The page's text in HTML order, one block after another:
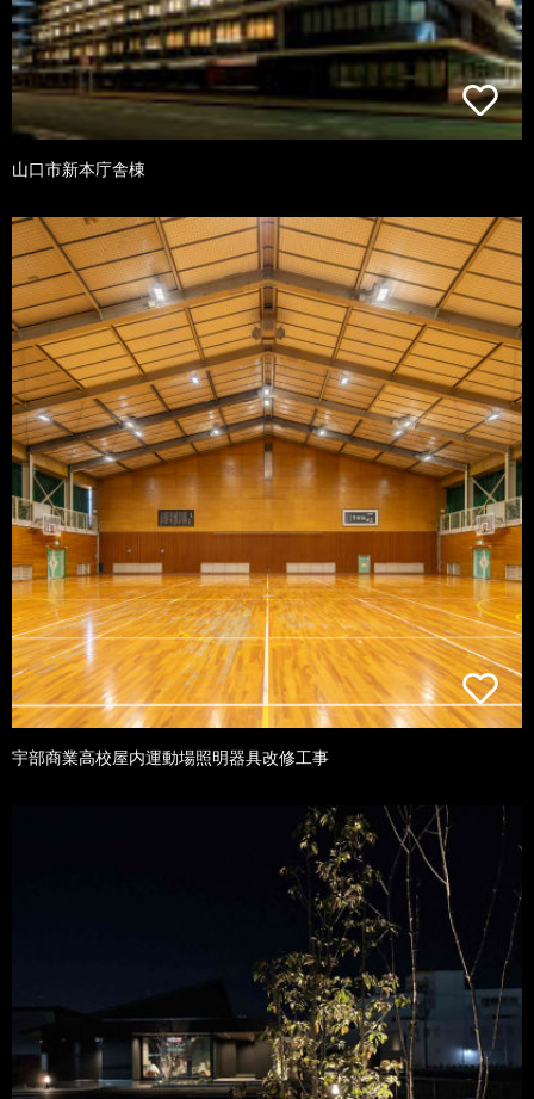
山口市新本庁舎棟
宇部商業高校屋内運動場照明器具改修工事